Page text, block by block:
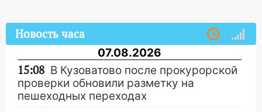
Новость часа
07.08.2026
15:08 В Кузоватово после прокурорской
проверки обновили разметку на
пешеходных переходах